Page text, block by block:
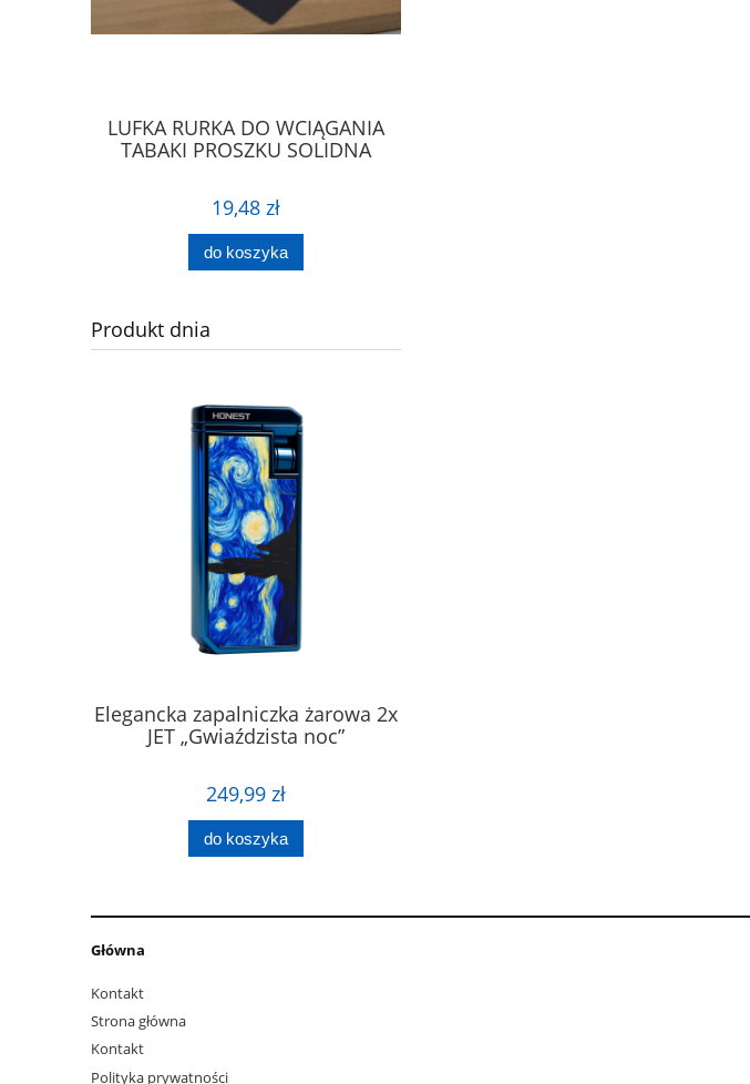
LUFKA RURKA DO WCIĄGANIA
TABAKI PROSZKU SOLIDNA
19,48 zł
do koszyka
Produkt dnia
Elegancka zapalniczka żarowa 2x
JET „Gwiaździsta noc”
249,99 zł
do koszyka
Główna
Kontakt
Strona główna
Kontakt
Polityka prywatności